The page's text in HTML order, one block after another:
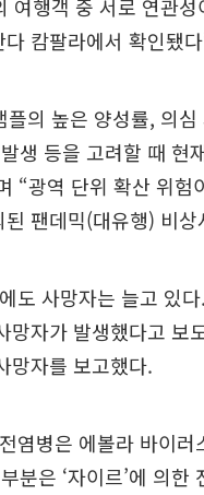
여행객 중 서로 연관
캄팔라에서 확인됐
의 높은 양성률, 의
생 등을 고려할 때 현
“광역 단위 확산 위
팬데믹(대유행) 비
도 사망자는 늘고 있
망자가 발생했다고 보
망자를 보고했다.
염병은 에볼라 바이러
분은 ‘자이르’에 의